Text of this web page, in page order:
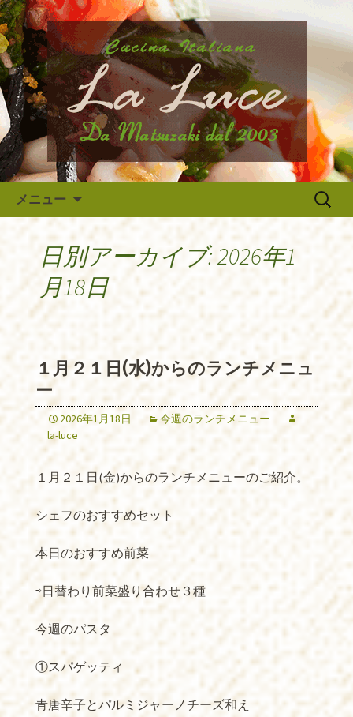
府中のイタリア料理『ラ・ルー
チェ』の最新情報
府中市、国分寺、調布などから近いイ
タリア料理『ラ・ルーチェ』のブログ
です。旬の食材の入荷情報や、新メニ
ュー・限定メニューなどの最新情報、
アルバイトさんや調理スタッフの求人
情報まで幅広く当店の情報をお届けい
たします。
メニュー
検
日別アーカイブ: 2026年1
月18日
１月２１日(水)からのランチメニュ
ー
2026年1月18日
今週のランチメニュー
la-luce
１月２１日(金)からのランチメニューのご紹介。
シェフのおすすめセット
本日のおすすめ前菜
⇨日替わり前菜盛り合わせ３種
今週のパスタ
①スパゲッティ
青唐辛子とパルミジャーノチーズ和え